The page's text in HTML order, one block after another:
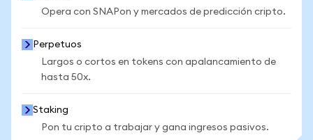
Opera con SNAPon y mercados de predicción cripto.
Perpetuos
Largos o cortos en tokens con apalancamiento de
hasta 50x.
Staking
Pon tu cripto a trabajar y gana ingresos pasivos.